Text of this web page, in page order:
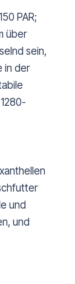
PAR;
über
sein,
in der
und
und